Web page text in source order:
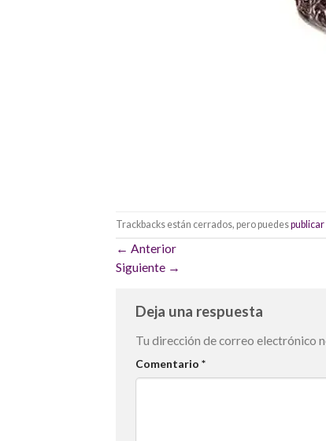
Trackbacks están cerrados, pero puedes
← Anterior
Siguiente →
Deja una respuesta
Tu dirección de correo electrónico
Comentario *